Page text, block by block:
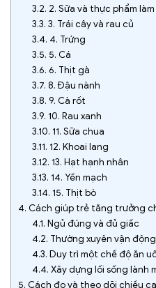
3.2. 2. Sữa và thực phẩm
3.3. 3. Trái cây và rau củ
3.4. 4. Trứng
3.5. 5. Cá
3.6. 6. Thịt gà
3.7. 8. Đậu nành
3.8. 9. Cà rốt
3.9. 10. Rau xanh
3.10. 11. Sữa chua
3.11. 12. Khoai lang
3.12. 13. Hạt hạnh nhân
3.13. 14. Yến mạch
3.14. 15. Thịt bò
4. Cách giúp trẻ tăng trưởng
4.1. Ngủ đúng và đủ giấc
4.2. Thường xuyên vận động
4.3. Duy trì một chế độ ăn
4.4. Xây dựng lối sống lành
5. Cách đo và theo dõi chiều